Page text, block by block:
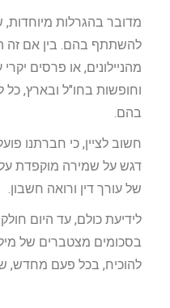
מדובר בהגרלות מיוחדות,
להשתתף בהם. בין אם זה
מהניילונים, או פרסים
וחופשות בחו"ל ובארץ, כל
בהם.
חשוב לציין, כי חברתנו
דגש על שמירה מוקפדת
של עורך דין ורואה חשבון.
לידיעת כולם, עד היום
בסכומים מצטברים של
להוכיח, בכל פעם מחדש,